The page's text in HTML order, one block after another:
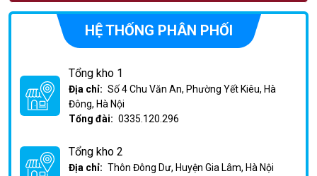
HỆ THỐNG PHÂN PHỐI
Tổng kho 1
Địa chỉ: Số 4 Chu Văn An, Phường Yết Kiêu, Hà
Đông, Hà Nội
Tổng đài: 0335.120.296
Tổng kho 2
Địa chỉ: Thôn Đông Dư, Huyện Gia Lâm, Hà Nội